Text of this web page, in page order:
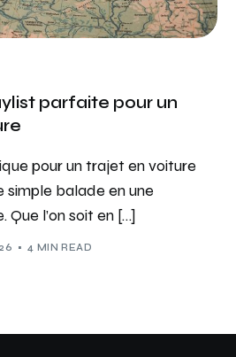
parfaite pour un
pour un trajet en voiture
balade en une
l’on soit en […]
4 MIN READ